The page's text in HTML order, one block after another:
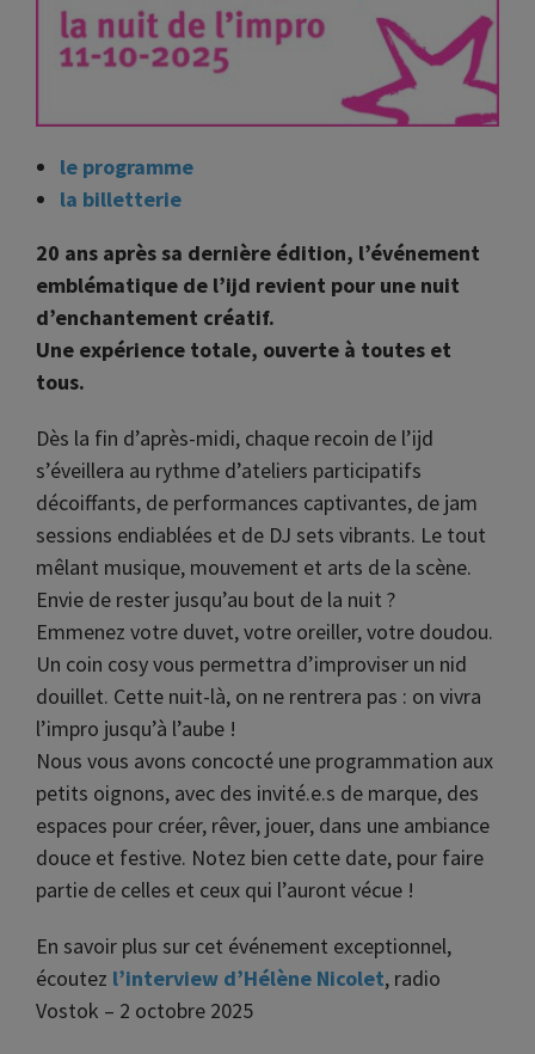
le programme
la billetterie
20 ans après sa dernière édition, l’événement
emblématique de l’ijd revient pour une nuit
d’enchantement créatif.
Une expérience totale, ouverte à toutes et
tous.
Dès la fin d’après-midi, chaque recoin de l’ijd
s’éveillera au rythme d’ateliers participatifs
décoiffants, de performances captivantes, de jam
sessions endiablées et de DJ sets vibrants. Le tout
mêlant musique, mouvement et arts de la scène.
Envie de rester jusqu’au bout de la nuit ?
Emmenez votre duvet, votre oreiller, votre doudou.
Un coin cosy vous permettra d’improviser un nid
douillet. Cette nuit-là, on ne rentrera pas : on vivra
l’impro jusqu’à l’aube !
Nous vous avons concocté une programmation aux
petits oignons, avec des invité.e.s de marque, des
espaces pour créer, rêver, jouer, dans une ambiance
douce et festive. Notez bien cette date, pour faire
partie de celles et ceux qui l’auront vécue !
En savoir plus sur cet événement exceptionnel,
écoutez l’interview d’Hélène Nicolet, radio
Vostok – 2 octobre 2025